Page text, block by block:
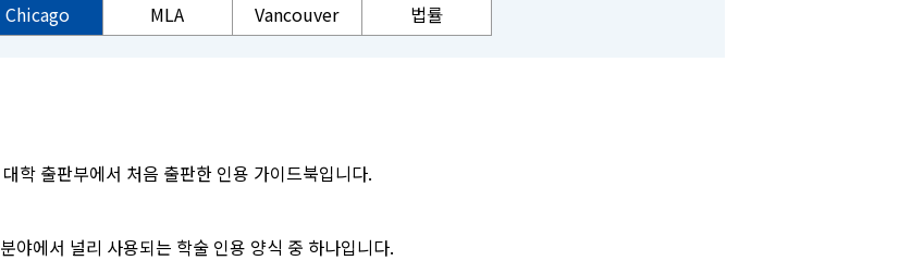
Chicago MLA Vancouver 법률
출판부에서 처음 출판한 인용 가이드북입니다.
야에서 널리 사용되는 학술 인용 양식 중 하나입니다.